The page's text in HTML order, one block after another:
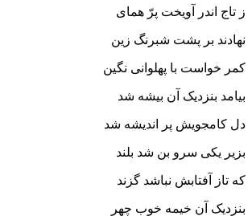
ز تاج اندر آویخت پرّ هماى‏
نهادند بر پشت شبرنگ زین
کمر خواست با پهلوانى نگین‏
بیامد بنزدیک آن بیشه شد
دل کامجویش پر اندیشه شد
بزیر یکى سرو بن شد بلند
که تاز آفتابش نباشد گزند
بنزدیک آن خیمه خوب چهر